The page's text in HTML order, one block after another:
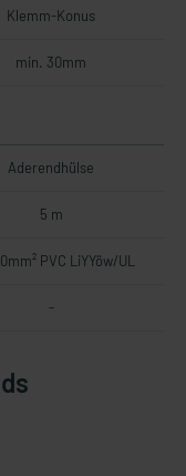
Klemm-Konus
min. 30mm
Aderendhülse
5 m
PVC LiYYöw/UL
-